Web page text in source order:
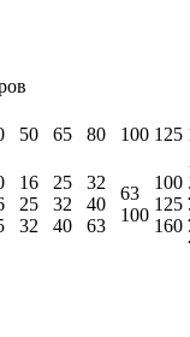
50 65 80 100 125
16
25
32
25
32
40
32
40
63
63
100
100
125
160